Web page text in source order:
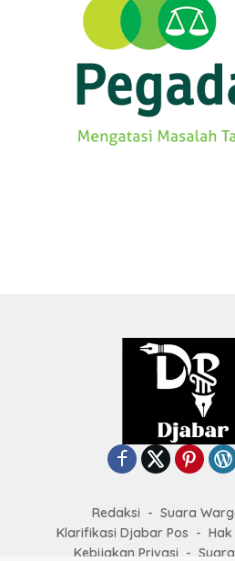
Redaksi
Suara
Klarifikasi Djabar Pos
Kebijakan Privasi